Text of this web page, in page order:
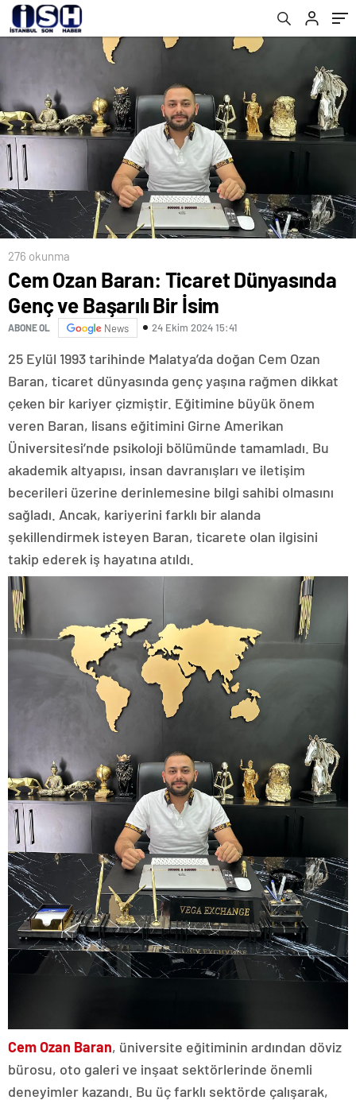
276 okunma
Cem Ozan Baran: Ticaret Dünyasında
Genç ve Başarılı Bir İsim
ABONE OL News 24 Ekim 2024 15:41
25 Eylül 1993 tarihinde Malatya’da doğan Cem Ozan
Baran, ticaret dünyasında genç yaşına rağmen dikkat
çeken bir kariyer çizmiştir. Eğitimine büyük önem
veren Baran, lisans eğitimini Girne Amerikan
Üniversitesi’nde psikoloji bölümünde tamamladı. Bu
akademik altyapısı, insan davranışları ve iletişim
becerileri üzerine derinlemesine bilgi sahibi olmasını
sağladı. Ancak, kariyerini farklı bir alanda
şekillendirmek isteyen Baran, ticarete olan ilgisini
takip ederek iş hayatına atıldı.
Cem Ozan Baran, üniversite eğitiminin ardından döviz
bürosu, oto galeri ve inşaat sektörlerinde önemli
deneyimler kazandı. Bu üç farklı sektörde çalışarak,